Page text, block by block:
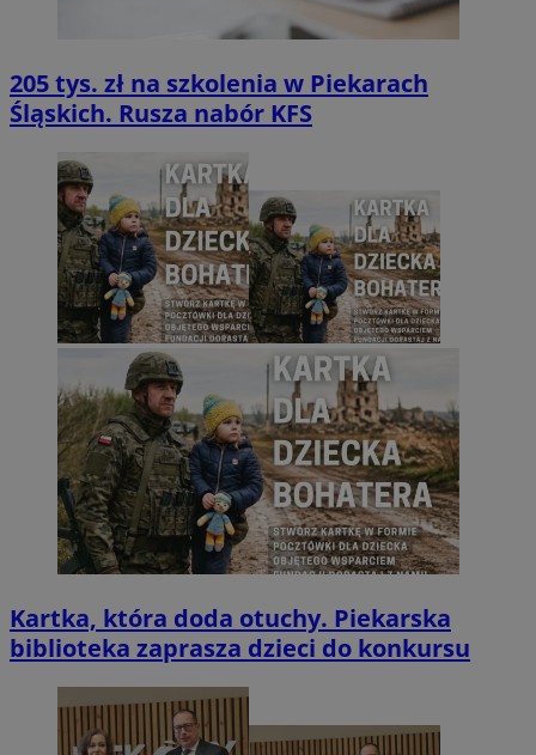
205 tys. zł na szkolenia w Piekarach
Śląskich. Rusza nabór KFS
Kartka, która doda otuchy. Piekarska
biblioteka zaprasza dzieci do konkursu